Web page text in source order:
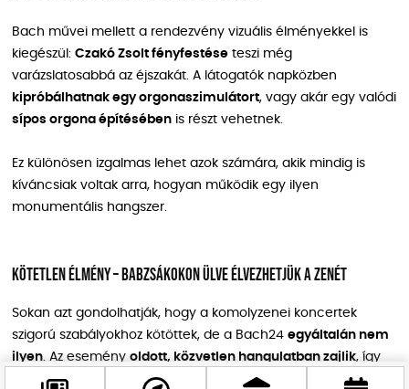
Bach művei mellett a rendezvény vizuális élményekkel is
kiegészül: Czakó Zsolt fényfestése teszi még
varázslatosabbá az éjszakát. A látogatók napközben
kipróbálhatnak egy orgonaszimulátort, vagy akár egy valódi
sípos orgona építésében is részt vehetnek.
Ez különösen izgalmas lehet azok számára, akik mindig is
kíváncsiak voltak arra, hogyan működik egy ilyen
monumentális hangszer.
Kötetlen élmény – babzsákokon ülve élvezhetjük a zenét
Sokan azt gondolhatják, hogy a komolyzenei koncertek
szigorú szabályokhoz kötöttek, de a Bach24 egyáltalán nem
ilyen . Az esemény oldott, közvetlen hangulatban zajlik, így
azok is élvezhetik, akik esetleg nem a klasszikus zene